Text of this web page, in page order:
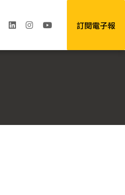
訂閱電子報